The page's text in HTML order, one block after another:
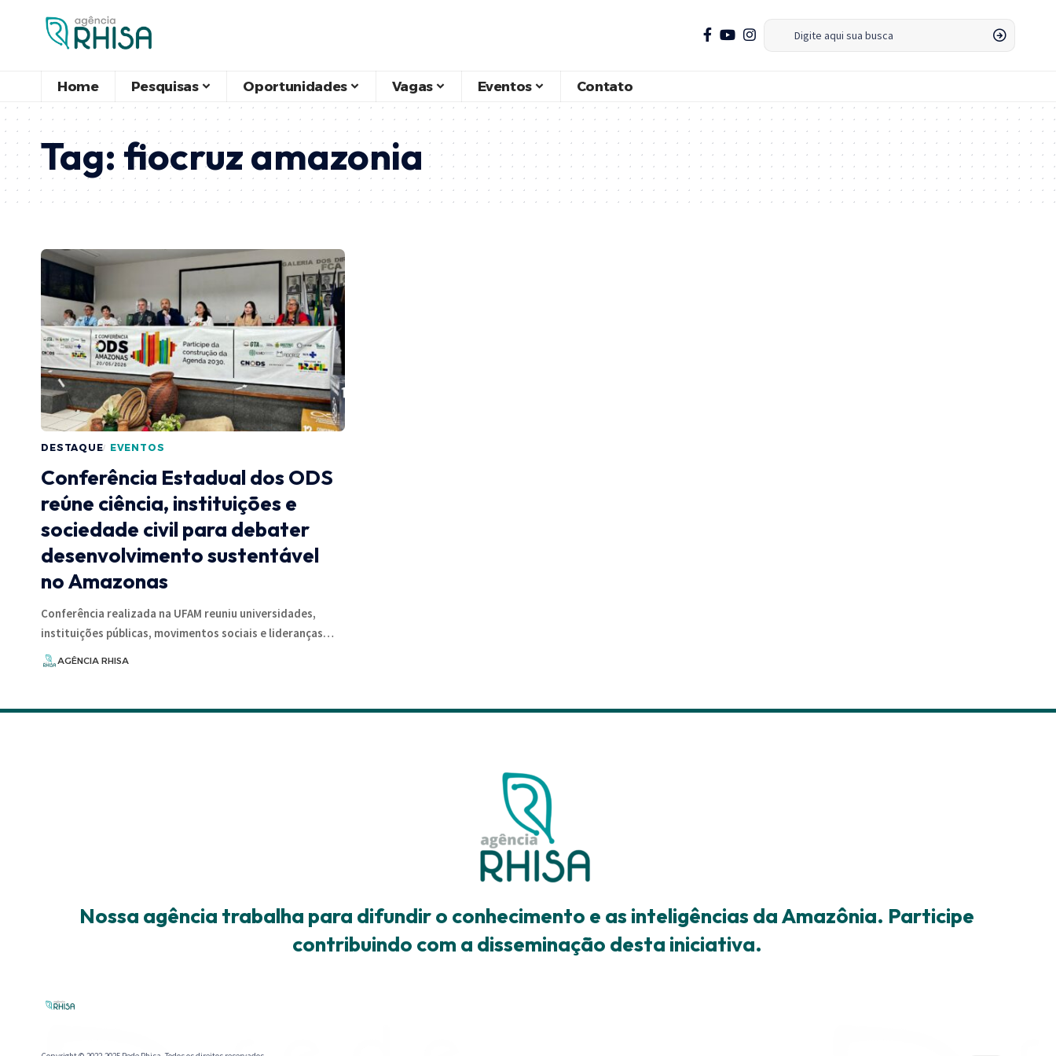
Home Pesquisas Oportunidades Vagas Eventos Contato
Tag:fiocruz amazonia
DESTAQUE EVENTOS
Conferência Estadual dos ODS
reúne ciência, instituições e
sociedade civil para debater
desenvolvimento sustentável
no Amazonas
Conferência realizada na UFAM reuniu universidades,
instituições públicas, movimentos sociais e lideranças…
AGÊNCIA RHISA
Nossa agência trabalha para difundir o conhecimento e as inteligências da Amazônia. Participe
contribuindo com a disseminação desta iniciativa.